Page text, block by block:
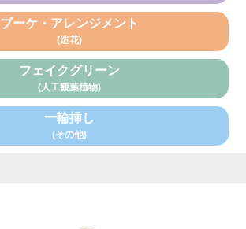
ブーケ・アレンジメント
(造花)
フェイクグリーン
(人工観葉植物)
一輪挿し
(その他)